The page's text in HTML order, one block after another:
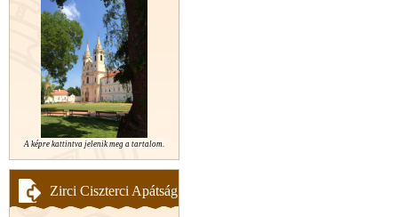
A képre kattintva jelenik meg a tartalom.
Zirci Ciszterci Apátság